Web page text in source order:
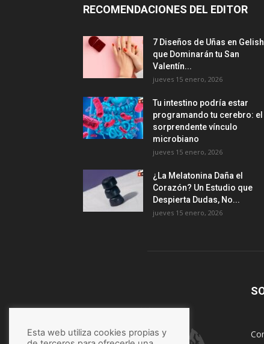
RECOMENDACIONES DEL EDITOR
7 Diseños de Uñas en Gelish
que Dominarán tu San
Valentín...
jueves 15 enero, 2026
Tu intestino podría estar
programando tu cerebro: el
sorprendente vínculo
microbiano
jueves 15 enero, 2026
¿La Melatonina Daña el
Corazón? Un Estudio que
Despierta Dudas, No...
jueves 15 enero, 2026
Esta web utiliza cookies propias y